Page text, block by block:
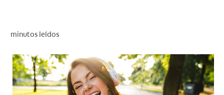
PROMOCIONES
CR (ES)
minutos leídos